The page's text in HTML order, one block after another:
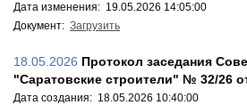
Дата изменения: 19.05.2026 14:05:00
Документ: Загрузить
18.05.2026 Протокол заседания
"Саратовские строители" № 32/26
Дата создания: 18.05.2026 10:40:00